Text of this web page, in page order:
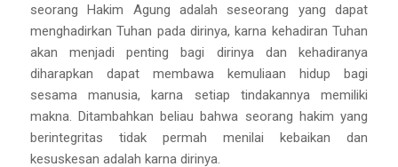
seorang Hakim Agung adalah seseorang yang dapat
menghadirkan Tuhan pada dirinya, karna kehadiran Tuhan
akan menjadi penting bagi dirinya dan kehadiranya
diharapkan dapat membawa kemuliaan hidup bagi
sesama manusia, karna setiap tindakannya memiliki
makna. Ditambahkan beliau bahwa seorang hakim yang
berintegritas tidak permah menilai kebaikan dan
kesuskesan adalah karna dirinya.